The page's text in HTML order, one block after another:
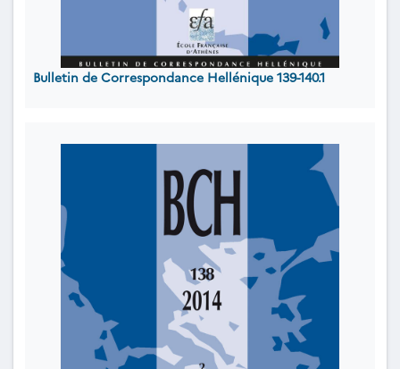
Bulletin de Correspondance Hellénique 139-140.1